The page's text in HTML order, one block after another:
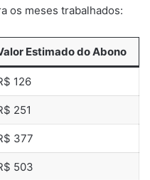
os meses trabalhados:
Estimado do Abono
126
251
377
503